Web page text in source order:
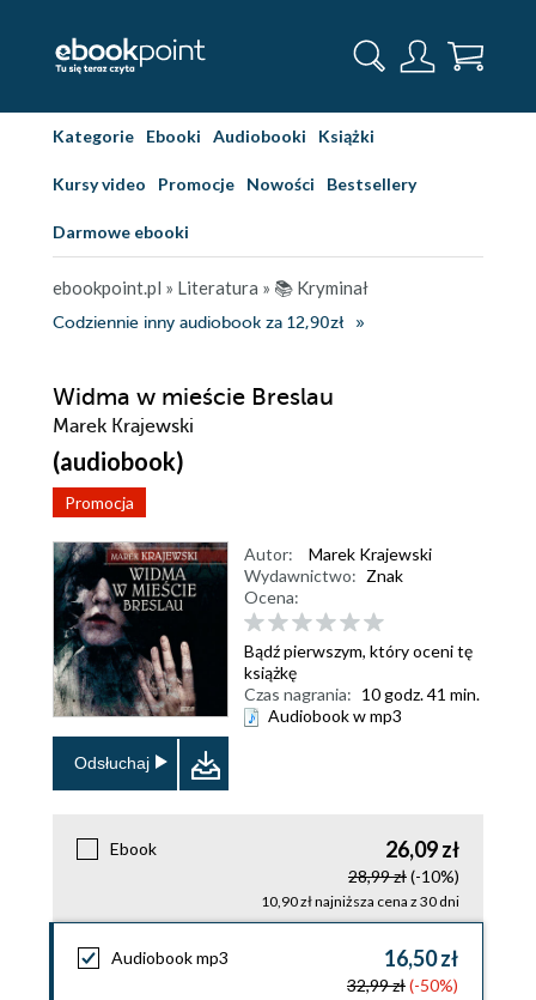
Kategorie Ebooki Audiobooki Książki
Kursy video Promocje Nowości Bestsellery
Darmowe ebooki
ebookpoint.pl » Literatura » 📚 Kryminał
Codziennie inny audiobook za 12,90zł
Widma w mieście Breslau
Marek Krajewski
(audiobook)
Promocja
Odsłuchaj
Autor:
Marek Krajewski
Wydawnictwo: Znak
Ocena:
Bądź pierwszym, który oceni tę
książkę
Czas nagrania: 10 godz. 41 min.
Audiobook w mp3
Ebook 26,09 zł
28,99 zł(-10%)
10,90 zł najniższa cena z 30 dni
Audiobook mp3 16,50 zł
32,99 zł(-50%)